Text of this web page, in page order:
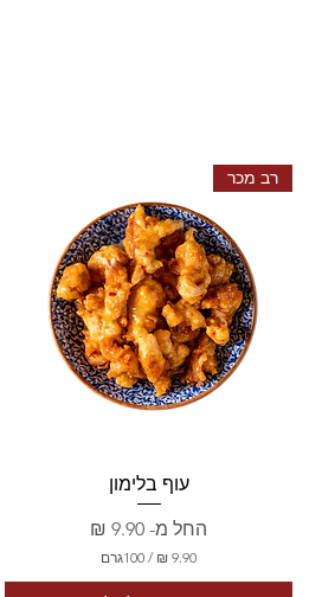
תצוגה מהירה
רב מכר
עוף בלימון
החל מ-
מחיר מבצע
/ 100גרם